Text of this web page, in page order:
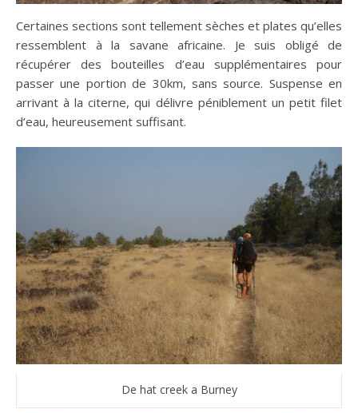
Certaines sections sont tellement sèches et plates qu’elles
ressemblent à la savane africaine. Je suis obligé de
récupérer des bouteilles d’eau supplémentaires pour
passer une portion de 30km, sans source. Suspense en
arrivant à la citerne, qui délivre péniblement un petit filet
d’eau, heureusement suffisant.
De hat creek a Burney